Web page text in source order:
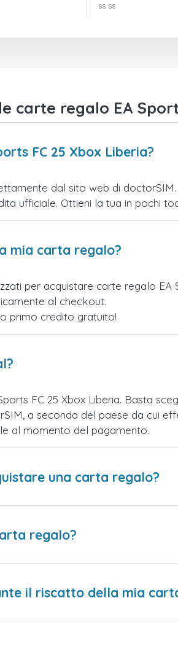
ss ss
carte regalo EA
FC 25 Xbox Liberia?
dal sito web di
ufficiale. Ottieni la tua in pochi
mia carta regalo?
per acquistare carte regalo EA
al checkout.
primo credito gratuito!
FC 25 Xbox Liberia. Basta
a seconda del paese da cui
al momento del pagamento.
una carta regalo?
regalo?
il riscatto della mia